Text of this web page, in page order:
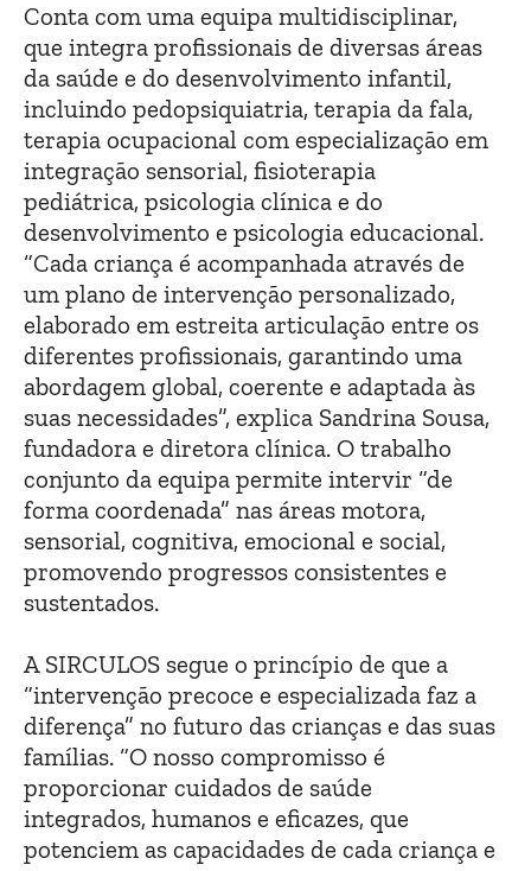
Conta com uma equipa multidisciplinar,
que integra profissionais de diversas áreas
da saúde e do desenvolvimento infantil,
incluindo pedopsiquiatria, terapia da fala,
terapia ocupacional com especialização em
integração sensorial, fisioterapia
pediátrica, psicologia clínica e do
desenvolvimento e psicologia educacional.
“Cada criança é acompanhada através de
um plano de intervenção personalizado,
elaborado em estreita articulação entre os
diferentes profissionais, garantindo uma
abordagem global, coerente e adaptada às
suas necessidades”, explica Sandrina Sousa,
fundadora e diretora clínica. O trabalho
conjunto da equipa permite intervir “de
forma coordenada” nas áreas motora,
sensorial, cognitiva, emocional e social,
promovendo progressos consistentes e
sustentados.
A SIRCULOS segue o princípio de que a
“intervenção precoce e especializada faz a
diferença” no futuro das crianças e das suas
famílias. “O nosso compromisso é
proporcionar cuidados de saúde
integrados, humanos e eficazes, que
potenciem as capacidades de cada criança e